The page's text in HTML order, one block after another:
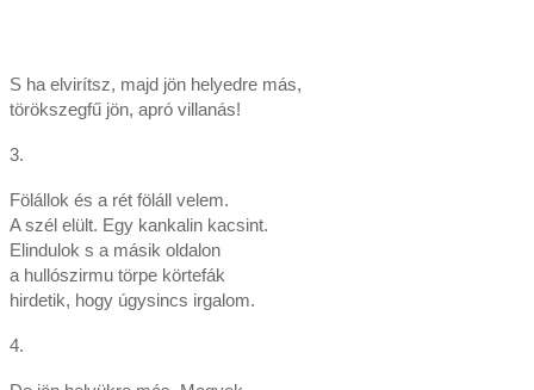
S ha elvirítsz, majd jön helyedre más,
törökszegfű jön, apró villanás!
3.
Fölállok és a rét föláll velem.
A szél elült. Egy kankalin kacsint.
Elindulok s a másik oldalon
a hullószirmu törpe körtefák
hirdetik, hogy úgysincs irgalom.
4.